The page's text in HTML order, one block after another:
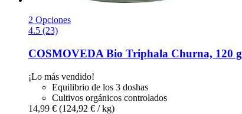
2 Opciones
4.5 (23)
COSMOVEDA Bio Triphala Churna, 120 g
¡Lo más vendido!
Equilibrio de los 3 doshas
Cultivos orgánicos controlados
14,99 € (124,92 € / kg)